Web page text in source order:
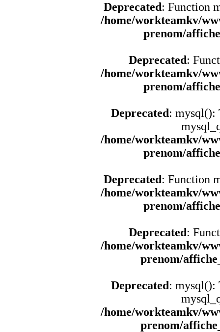
Deprecated: Function
/home/workteamkv/
prenom/
Deprecated:
/home/workteamkv/
prenom/
Deprecated: mysql():
/home/workteamkv/
prenom/
Deprecated: Function
/home/workteamkv/
prenom/
Deprecated:
/home/workteamkv/
prenom/
Deprecated: mysql():
/home/workteamkv/
prenom/